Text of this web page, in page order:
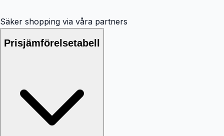
Säker shopping via våra partners
Prisjämförelsetabell